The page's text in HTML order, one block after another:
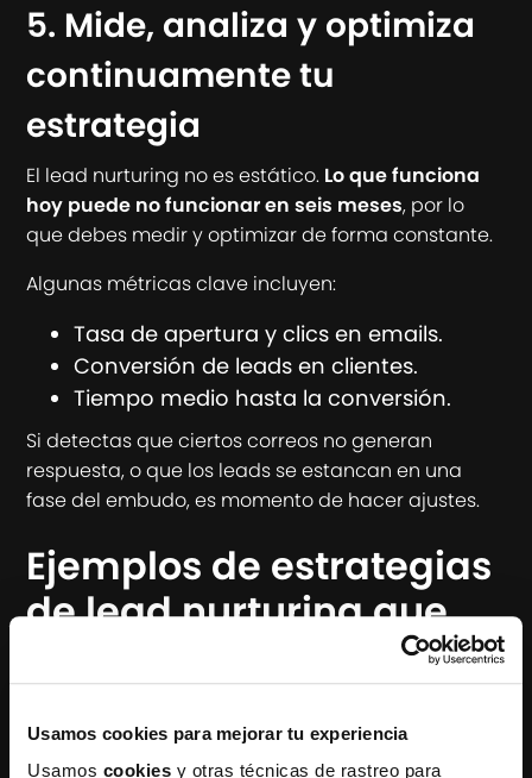
Usamos cookies para mejorar tu experiencia
Usamos cookies y otras técnicas de rastreo para
5. Mide, analiza y optimiza
continuamente tu
estrategia
El lead nurturing no es estático. Lo que funciona
hoy puede no funcionar en seis meses, por lo
que debes medir y optimizar de forma constante.
Algunas métricas clave incluyen:
Tasa de apertura y clics en emails.
Conversión de leads en clientes.
Tiempo medio hasta la conversión.
Si detectas que ciertos correos no generan
respuesta, o que los leads se estancan en una
fase del embudo, es momento de hacer ajustes.
Ejemplos de estrategias
de lead nurturing que
generan más ventas
estrategias de lead nurturing efectivaspara
nuestros clientes, lograndoaumentos del 30% en